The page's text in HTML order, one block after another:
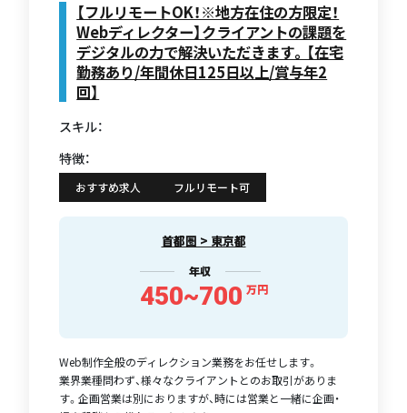
【フルリモートOK！※地方在住の方限定！
Webディレクター】クライアントの課題を
デジタルの力で解決いただきます。【在宅
勤務あり/年間休日125日以上/賞与年2
回】
スキル：
特徴：
おすすめ求人 フルリモート可
首都圏 > 東京都
年収
450~700 万円
Web制作全般のディレクション業務をお任せします。
業界業種問わず、様々なクライアントとのお取引がありま
す。企画営業は別におりますが、時には営業と一緒に企画・